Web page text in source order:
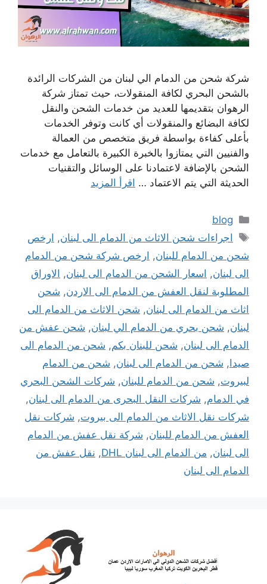
شركة شحن من الدمام الي لبنان من الشركات الرائدة
بالشحن البحري لكافة المنقولات، حيث تمتاز شركة
الرهوان بتقديمها للعديد من خدمات الشحن والنقل
لكافة البضائع والمنقولات أي كانت وتوفر الخدمات
بأعلى كفاءة بواسطة فريق متخصص من العمالة
والفنيين التي يمتازوا بالخبرة الكبيرة بالتعامل مع خدمات
الشحن بالإضافة لاعتمادنا على الوسائل والتقنيات
الحديثة التي يتم الاعتماد … اقرأ المزيد
التصنيفات
blog
الوسوم
اجراءات شحن الاثاث من الدمام الى لبنان, ارخص
شحن من الدمام للبنان, ارخص شركة شحن من الدمام
الى لبنان, اسعار الشحن من الدمام الى لبنان,
الاوراق
المطلوبة لنقل العفش من الدمام الى الاردن, شحن
اثاث من الدمام الى لبنان, شحن الاثاث من الدمام الى
لبنان, شحن بحري من الدمام الي لبنان, شحن عفش من
الدمام الى لبنان, شحن للبنان بكم, شحن من الدمام الى
صيدا , شحن من الدمام الى لبنان, شحن من الدمام
لبيروت, شحن من الدمام للبنان, شركات الشحن البحري
في الدمام, شركات النقل البحرى من الدمام الى لبنان,
شركات نقل الاثاث من الدمام الى بيروت, شركات نقل
العفش من الدمام للبنان, شركة نقل عفش من الدمام
الى لبنان, من الدمام الى لبنان DHL , نقل عفش من
الدمام الى لبنان